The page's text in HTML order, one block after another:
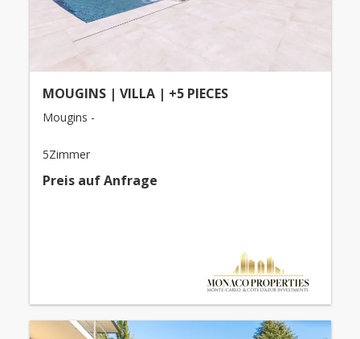
MOUGINS | VILLA | +5 PIECES
Mougins -
5Zimmer
Preis auf Anfrage